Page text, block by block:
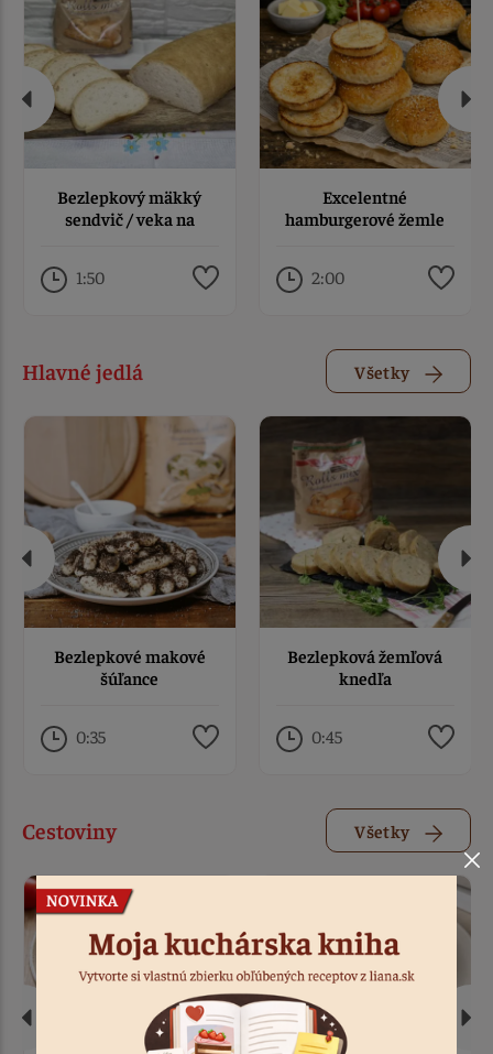
Bezlepkový mäkký
sendvič / veka na
1:50
Excelentné
hamburgerové žemle
2:00
Hlavné jedlá Všetky
Bezlepkové makové
šúľance
0:35
Bezlepková žemľová
knedľa
0:45
Cestoviny Všetky